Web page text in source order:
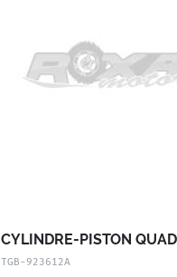
CYLINDRE-PISTON
TGB-923612A